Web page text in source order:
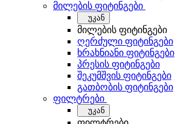
მილების ფიტინგები
უკან
მილების ფიტინგები
ღერძული ფიტინგები
ხრახნიანი ფიტინგები
პრესის ფიტინგები
შეკუმშვის ფიტინგები
გათბობის ფიტინგები
ფილტრები
უკან